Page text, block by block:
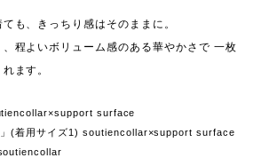
も、きっちり感はそのままに。
程よいボリューム感のある華やかさで 一枚
ます。
surface
」(着用サイズ1) soutiencollar×support surface